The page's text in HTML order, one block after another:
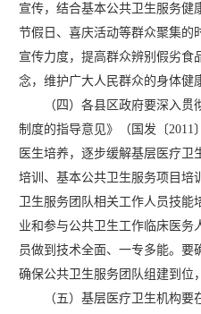
宣传，结合基本公共卫生服务健
节假日、喜庆活动等群众聚集的
宣传力度，提高群众辨别假劣食
念，维护广大人民群众的身体健
（四）各县区政府要深入贯
制度的指导意见》（国发〔 2011
医生培养，逐步缓解基层医疗卫
培训、基本公共卫生服务项目培
卫生服务团队相关工作人员技
业和参与公共卫生工作临床医务
员做到技术全面、一专多能。要
确保公共卫生服务团队组建到位
（五）基层医疗卫生机构要